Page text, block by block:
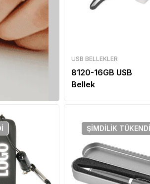
USB BELLEKLER
8120-16GB USB
Bellek
ŞIMDILIK TÜKENDI